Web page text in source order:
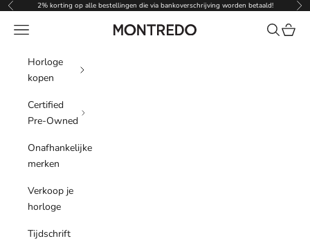
Naar inhoud
Vorige 2% korting op alle bestellingen die via bankoverschrijving worden betaald!
Montredo
Menu Zoeken
Horloge
kopen
Certified
Pre-Owned
Onafhankelijke
merken
Verkoop je
horloge
Tijdschrift